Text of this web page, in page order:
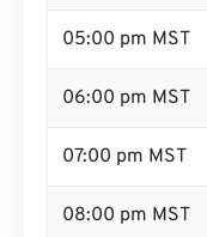
05:00 pm MST
06:00 pm MST
07:00 pm MST
08:00 pm MST